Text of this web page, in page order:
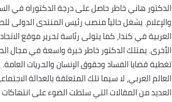
الدكتور هاني خاطر حاصل على درجة الدكتوراه في
والإعلام. يشغل حالياً منصب رئيس المنتدى الدولى
العربية في كندا، كما يتولى رئاسة تحرير موقع
الأخرى. يمتلك الدكتور خاطر خبرة واسعة في مجال
تغطية قضايا الفساد وحقوق الإنسان والحريات
العالم العربي، لا سيما تلك المتعلقة بالعدالة
العديد من المقالات التي سلطت الضوء على